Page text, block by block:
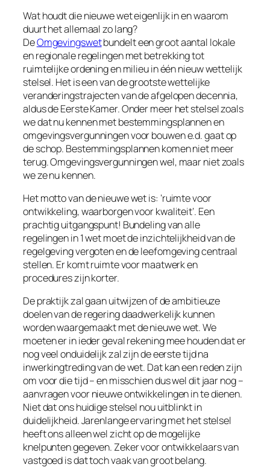
Wat houdt die nieuwe wet eigenlijk in en waarom
duurt het allemaal zo lang?
DeOmgevingswetbundelt een groot aantal lokale
en regionale regelingen met betrekking tot
ruimtelijke ordening en milieu in één nieuw wettelijk
stelsel. Het is een van de grootste wettelijke
veranderingstrajecten van de afgelopen decennia,
aldus de Eerste Kamer. Onder meer het stelsel zoals
we dat nu kennen met bestemmingsplannen en
omgevingsvergunningen voor bouwen e.d. gaat op
de schop. Bestemmingsplannen komen niet meer
terug. Omgevingsvergunningen wel, maar niet zoals
we ze nu kennen.
Het motto van de nieuwe wet is: ‘ruimte voor
ontwikkeling, waarborgen voor kwaliteit’. Een
prachtig uitgangspunt! Bundeling van alle
regelingen in 1 wet moet de inzichtelijkheid van de
regelgeving vergoten en de leefomgeving centraal
stellen. Er komt ruimte voor maatwerk en
procedures zijn korter.
De praktijk zal gaan uitwijzen of de ambitieuze
doelen van de regering daadwerkelijk kunnen
worden waargemaakt met de nieuwe wet. We
moeten er in ieder geval rekening mee houden dat er
nog veel onduidelijk zal zijn de eerste tijd na
inwerkingtreding van de wet. Dat kan een reden zijn
om voor die tijd – en misschien dus wel dit jaar nog –
aanvragen voor nieuwe ontwikkelingen in te dienen.
Niet dat ons huidige stelsel nou uitblinkt in
duidelijkheid. Jarenlange ervaring met het stelsel
heeft ons alleen wel zicht op de mogelijke
knelpunten gegeven. Zeker voor ontwikkelaars van
vastgoed is dat toch vaak van groot belang.